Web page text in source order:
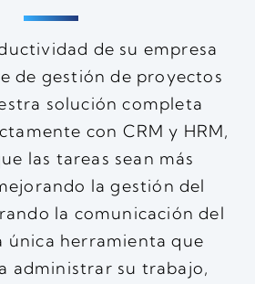
de su empresa
de gestión de proyectos
solución completa
con CRM y HRM,
las tareas sean más
la gestión del
la comunicación del
única herramienta que
administrar su trabajo,